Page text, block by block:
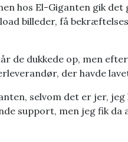
hos El-Giganten gik
billeder, få
de dukkede op, men
der havde
selvom det er jer, jeg
support, men jeg fik da